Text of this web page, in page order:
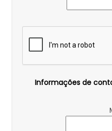
Informações de